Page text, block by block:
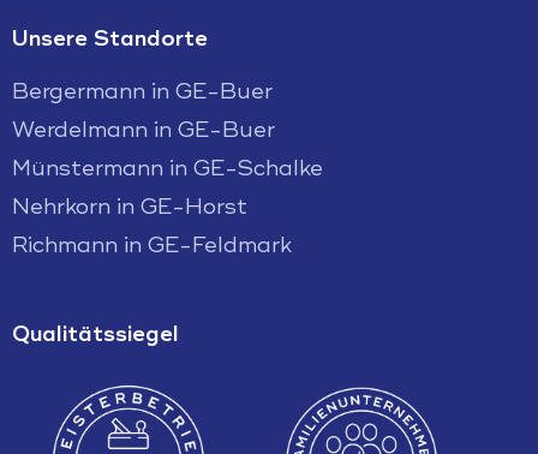
Unsere Standorte
Bergermann in GE-Buer
Werdelmann in GE-Buer
Münstermann in GE-Schalke
Nehrkorn in GE-Horst
Richmann in GE-Feldmark
Qualitätssiegel